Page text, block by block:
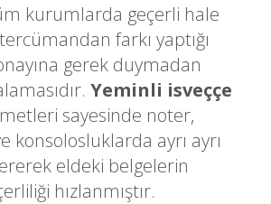
kurumlarda geçerli hale
farkı yaptığı
gerek duymadan
Yeminli isveççe
sayesinde noter,
konsolosluklarda ayrı ayrı
eldeki belgelerin
hızlanmıştır.